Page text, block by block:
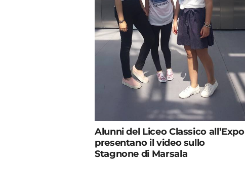
Alunni del Liceo Classico all’Expo
presentano il video sullo
Stagnone di Marsala